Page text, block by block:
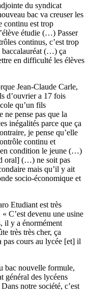
du syndicat
bac va creuser les
continu est trop
étudie (…) Passer
continus, c’est trop
(…) ça
en difficulté les élèves
Jean-Claude Carle,
d’ouvrier a 17 fois
qu’un fils
ne pense pas que la
inégalités parce que ça
je pense qu’elle
continu et
en condition le jeune (…)
oral] (…) ne soit pas
mais qu’il y ait
socio-économique et
Etudiant est très
C’est devenu une usine
il y a énormément
très très cher, ça
pas cours au lycée [et] il
bac nouvelle formule,
général des lycéens
notre société, c’est